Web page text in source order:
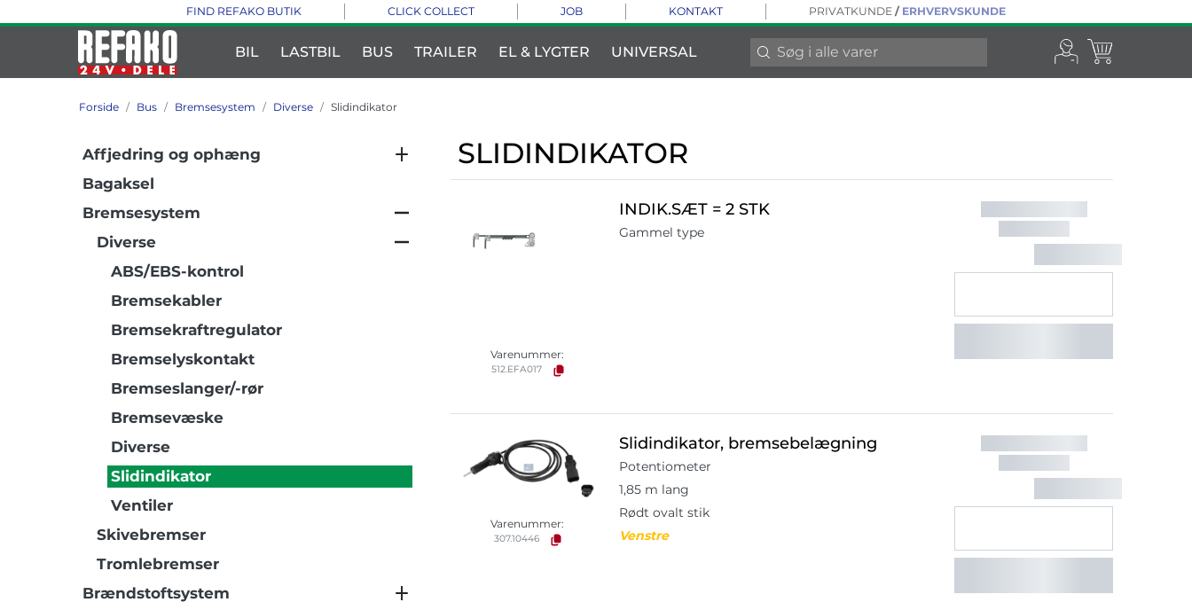
FIND REFAKO BUTIK CLICK COLLECT JOB KONTAKT PRIVATKUNDE / ERHVERVSKUNDE
BIL LASTBIL BUS TRAILER EL & LYGTER UNIVERSAL
Forside Bus Bremsesystem Diverse Slidindikator
Affjedring og ophæng
Bagaksel
Bremsesystem
Diverse
ABS/EBS-kontrol
Bremsekabler
Bremsekraftregulator
Bremselyskontakt
Bremseslanger/-rør
Bremsevæske
Diverse
Slidindikator
Ventiler
Skivebremser
Tromlebremser
Brændstoftsystem
SLIDINDIKATOR
Varenummer:
512.EFA017
INDIK.SÆT = 2 STK
Gammel type
Varenummer:
307.10446
Slidindikator, bremsebelægning
Potentiometer
1,85 m lang
Rødt ovalt stik
Venstre